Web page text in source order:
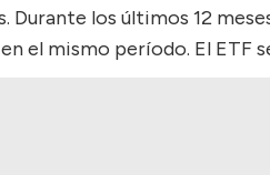
Durante los últimos 12
en el mismo período. El ETF